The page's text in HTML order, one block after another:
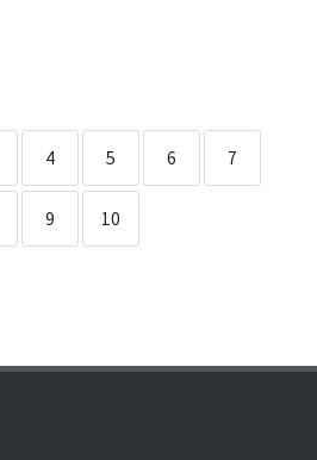
4 5 6 7
9 10